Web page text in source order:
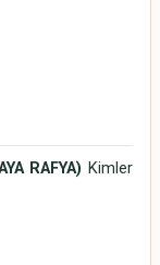
RAFYA) Kimler